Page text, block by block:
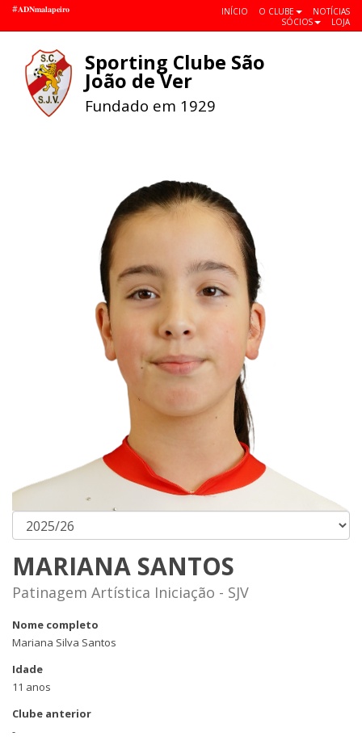
#𝐀𝐃𝐍𝐦𝐚𝐥𝐚𝐩𝐞𝐢𝐫𝐨 INÍCIO O CLUBE
NOTÍCIAS
SÓCIOS
LOJA
Sporting Clube São
João de Ver
Fundado em 1929
MARIANA SANTOS
Patinagem Artística Iniciação - SJV
Nome completo
Mariana Silva Santos
Idade
11 anos
Clube anterior
-